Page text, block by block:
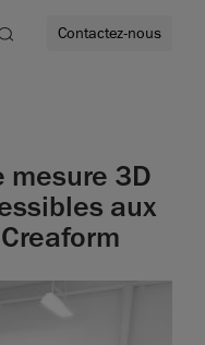
Contactez-nous
mesure 3D
aux